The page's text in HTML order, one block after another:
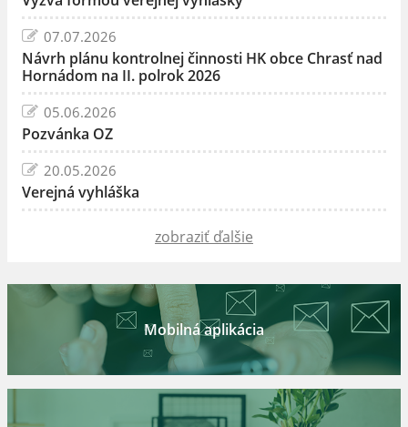
07.07.2026
Návrh plánu kontrolnej činnosti HK obce Chrasť nad
Hornádom na II. polrok 2026
05.06.2026
Pozvánka OZ
20.05.2026
Verejná vyhláška
zobraziť ďalšie
Mobilná aplikácia